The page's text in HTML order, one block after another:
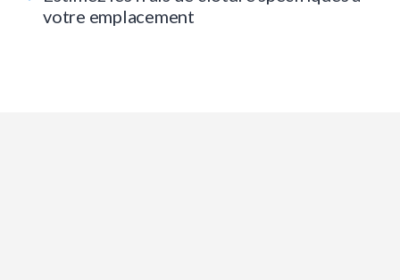
votre emplacement